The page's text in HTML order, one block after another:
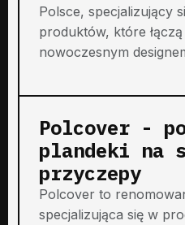
Polsce, specjalizujący
produktów, które
nowoczesnym
Polcover -
plandeki na
przyczepy
Polcover to
specjalizująca się w